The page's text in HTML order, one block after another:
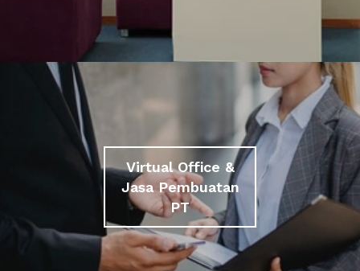
Virtual Office &
Jasa Pembuatan
PT